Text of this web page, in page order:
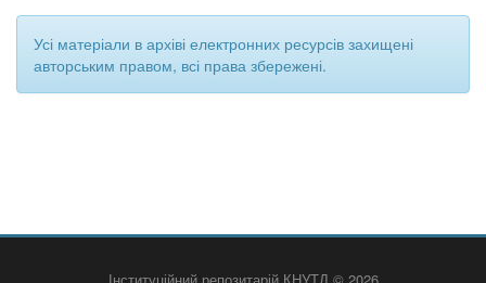
Усі матеріали в архіві електронних ресурсів захищені
авторським правом, всі права збережені.